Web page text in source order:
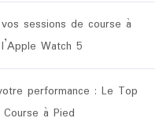
sessions de course à
Watch 5
performance : Le Top
à Pied